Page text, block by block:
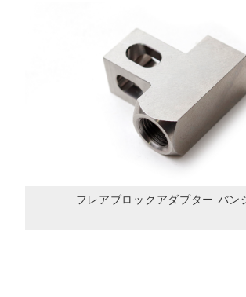
フレアブロックアダプター バン